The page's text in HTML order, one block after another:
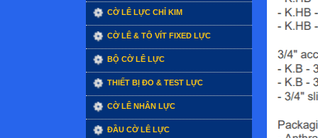
CỜ LÊ LỰC CHỈ KIM
CỜ LÊ & TÔ VÍT FIXED LỰC
BỘ CỜ LÊ LỰC
THIẾT BỊ ĐO & TEST LỰC
CỜ LÊ NHÂN LỰC
ĐẦU CỜ LÊ LỰC